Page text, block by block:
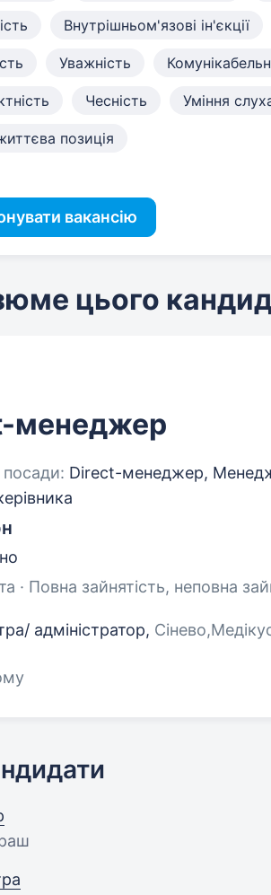
Внутрішньом'язові ін'єкції
Уважність
Чесність Уміння
позиція
вакансію
цього
менеджер
посади: Direct-менеджер,
· Повна зайнятість, неповна
адміністратор,